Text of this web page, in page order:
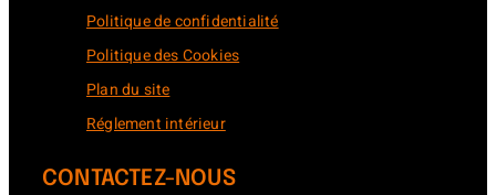
Politique de confidentialité
Politique des Cookies
Plan du site
Réglement intérieur
CONTACTEZ-NOUS